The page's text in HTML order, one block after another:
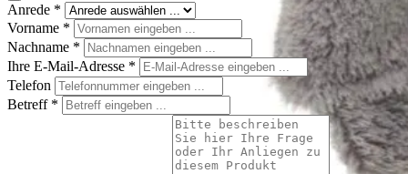
Anrede *
Vorname *
Nachname *
Ihre E-Mail-Adresse *
Telefon
Betreff *